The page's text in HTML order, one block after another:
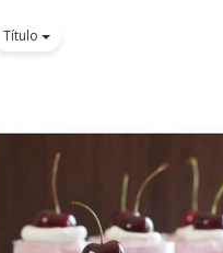
Título